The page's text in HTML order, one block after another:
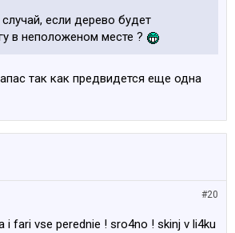
если дерево будет
в неположеном месте ?
так как предвидется еще одна
#20
i fari vse perednie ! sro4no ! skinj v li4ku